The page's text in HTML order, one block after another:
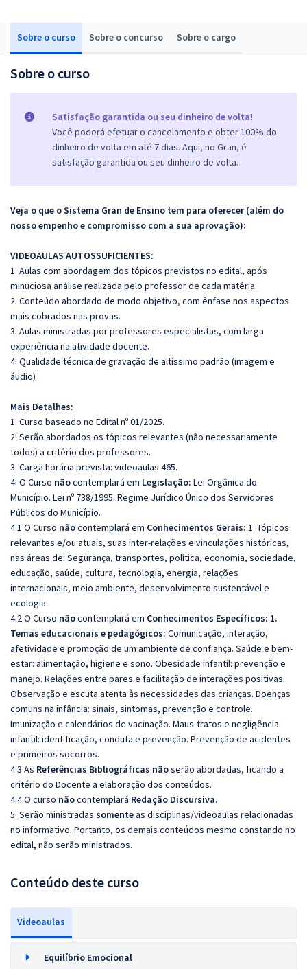
Sobre o curso Sobre o concurso Sobre o cargo
Sobre o curso
Satisfação garantida ou seu dinheiro de volta!
Você poderá efetuar o cancelamento e obter 100% do
dinheiro de volta em até 7 dias. Aqui, no Gran, é
satisfação garantida ou seu dinheiro de volta.
Veja o que o Sistema Gran de Ensino tem para oferecer (além do
nosso empenho e compromisso com a sua aprovação):
VIDEOAULAS AUTOSSUFICIENTES:
1. Aulas com abordagem dos tópicos previstos no edital, após
minuciosa análise realizada pelo professor de cada matéria.
2. Conteúdo abordado de modo objetivo, com ênfase nos aspectos
mais cobrados nas provas.
3. Aulas ministradas por professores especialistas, com larga
experiência na atividade docente.
4. Qualidade técnica de gravação de altíssimo padrão (imagem e
áudio)
Mais Detalhes:
1. Curso baseado no Edital nº 01/2025.
2. Serão abordados os tópicos relevantes (não necessariamente
todos) a critério dos professores.
3. Carga horária prevista: videoaulas 465.
4. O Curso nãocontemplará em Legislação: Lei Orgânica do
Município. Lei nº 738/1995. Regime Jurídico Único dos Servidores
Públicos do Município.
4.1 O Curso nãocontemplará em Conhecimentos Gerais: 1. Tópicos
relevantes e/ou atuais, suas inter-relações e vinculações históricas,
nas áreas de: Segurança, transportes, política, economia, sociedade,
educação, saúde, cultura, tecnologia, energia, relações
internacionais, meio ambiente, desenvolvimento sustentável e
ecologia.
4.2 O Curso nãocontemplará em Conhecimentos Específicos: 1.
Temas educacionais e pedagógicos: Comunicação, interação,
afetividade e promoção de um ambiente de confiança. Saúde e bem-
estar: alimentação, higiene e sono. Obesidade infantil: prevenção e
manejo. Relações entre pares e facilitação de interações positivas.
Observação e escuta atenta às necessidades das crianças. Doenças
comuns na infância: sinais, sintomas, prevenção e controle.
Imunização e calendários de vacinação. Maus-tratos e negligência
infantil: identificação, conduta e prevenção. Prevenção de acidentes
e primeiros socorros.
4.3 As Referências Bibliográficas nãoserão abordadas, ficando a
critério do Docente a elaboração dos conteúdos.
4.4 O curso nãocontemplará Redação Discursiva.
5. Serão ministradas somenteas disciplinas/videoaulas relacionadas
no informativo. Portanto, os demais conteúdos mesmo constando no
edital, não serão ministrados.
Conteúdo deste curso
Videoaulas
Equilíbrio Emocional